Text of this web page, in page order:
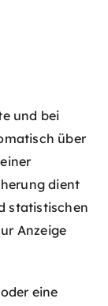
und bei
über
dient
statistischen
Anzeige
eine